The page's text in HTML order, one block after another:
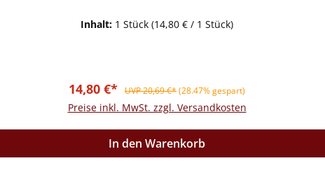
Inhalt: 1 Stück (14,80 € / 1 Stück)
Verkaufspreis:
14,80 €* Regulärer Preis:
UVP 20,69 €*(28.47% gespart)
Preise inkl. MwSt. zzgl. Versandkosten
In den Warenkorb